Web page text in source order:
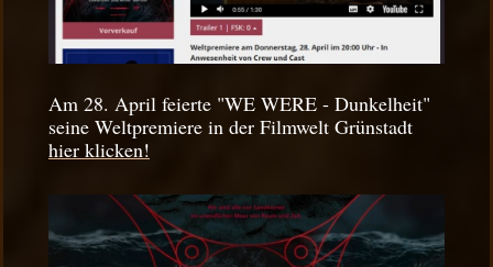
Am 28. April feierte "WE WERE - Dunkelheit"
seine Weltpremiere in der Filmwelt Grünstadt
hier klicken!